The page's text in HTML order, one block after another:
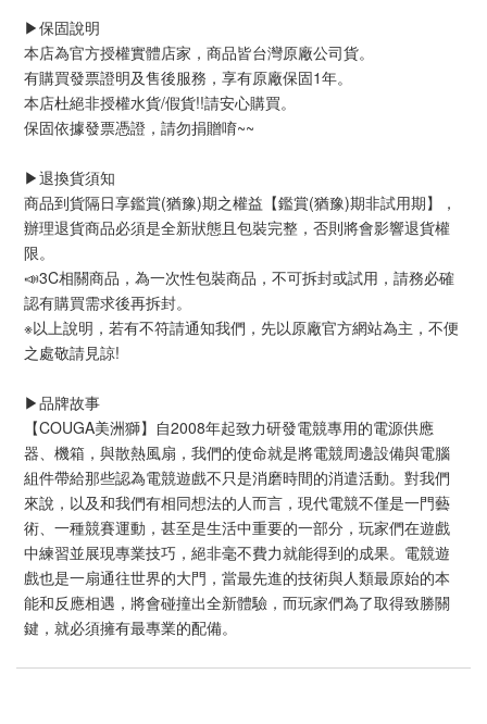
▶️保固說明
本店為官方授權實體店家，商品皆台灣原廠公司貨。
有購買發票證明及售後服務，享有原廠保固1年。
本店杜絕非授權水貨/假貨!!請安心購買。
保固依據發票憑證，請勿捐贈唷~~
▶️退換貨須知
商品到貨隔日享鑑賞(猶豫)期之權益【鑑賞(猶豫)期非試用期】，
辦理退貨商品必須是全新狀態且包裝完整，否則將會影響退貨權
限。
📣3C相關商品，為一次性包裝商品，不可拆封或試用，請務必確
認有購買需求後再拆封。
※以上說明，若有不符請通知我們，先以原廠官方網站為主，不便
之處敬請見諒!
▶️品牌故事
【COUGA美洲獅】自2008年起致力研發電競專用的電源供應
器、機箱，與散熱風扇，我們的使命就是將電競周邊設備與電腦
組件帶給那些認為電競遊戲不只是消磨時間的消遣活動。對我們
來說，以及和我們有相同想法的人而言，現代電競不僅是一門藝
術、一種競賽運動，甚至是生活中重要的一部分，玩家們在遊戲
中練習並展現專業技巧，絕非毫不費力就能得到的成果。電競遊
戲也是一扇通往世界的大門，當最先進的技術與人類最原始的本
能和反應相遇，將會碰撞出全新體驗，而玩家們為了取得致勝關
鍵，就必須擁有最專業的配備。